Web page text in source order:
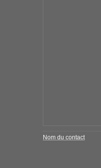
Nom du contact